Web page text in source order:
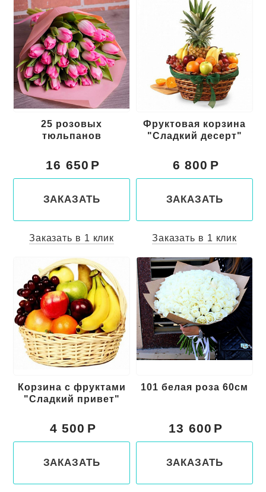
25 розовых
тюльпанов
16 650
ЗАКАЗАТЬ
Заказать в 1 клик
Фруктовая корзина
"Сладкий десерт"
6 800
ЗАКАЗАТЬ
Заказать в 1 клик
Корзина с фруктами
"Сладкий привет"
4 500
ЗАКАЗАТЬ
101 белая роза 60см
13 600
ЗАКАЗАТЬ